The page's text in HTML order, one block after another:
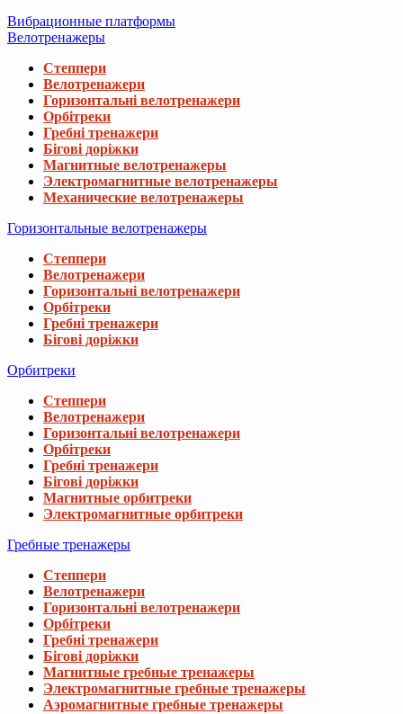
Вибрационные платформы
Велотренажеры
Степпери
Велотренажери
Горизонтальні велотренажери
Орбітреки
Гребні тренажери
Бігові доріжки
Магнитные велотренажеры
Электромагнитные велотренажеры
Механические велотренажеры
Горизонтальные велотренажеры
Степпери
Велотренажери
Горизонтальні велотренажери
Орбітреки
Гребні тренажери
Бігові доріжки
Орбитреки
Степпери
Велотренажери
Горизонтальні велотренажери
Орбітреки
Гребні тренажери
Бігові доріжки
Магнитные орбитреки
Электромагнитные орбитреки
Гребные тренажеры
Степпери
Велотренажери
Горизонтальні велотренажери
Орбітреки
Гребні тренажери
Бігові доріжки
Магнитные гребные тренажеры
Электромагнитные гребные тренажеры
Аэромагнитные гребные тренажеры